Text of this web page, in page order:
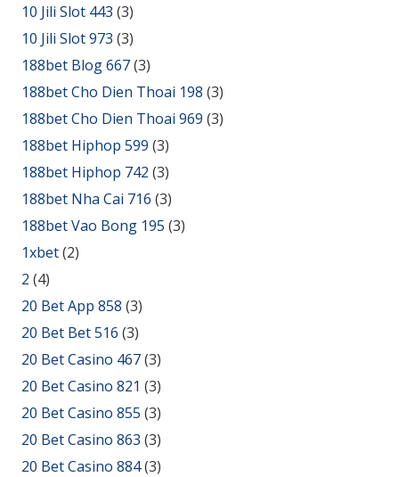
10 Jili Slot 443 (3)
10 Jili Slot 973 (3)
188bet Blog 667(3)
188bet Cho Dien Thoai 198 (3)
188bet Cho Dien Thoai 969 (3)
188bet Hiphop 599 (3)
188bet Hiphop 742 (3)
188bet Nha Cai 716 (3)
188bet Vao Bong 195 (3)
1xbet(2)
2 (4)
20 Bet App 858 (3)
20 Bet Bet 516 (3)
20 Bet Casino 467(3)
20 Bet Casino 821 (3)
20 Bet Casino 855 (3)
20 Bet Casino 863 (3)
20 Bet Casino 884(3)